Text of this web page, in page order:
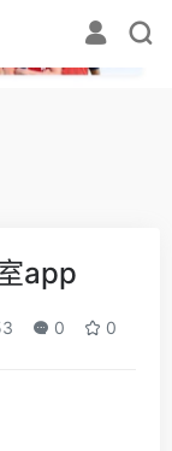
✕
app
0 0